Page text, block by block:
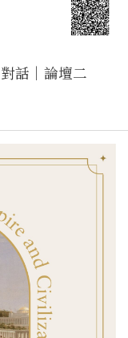
話｜論壇二